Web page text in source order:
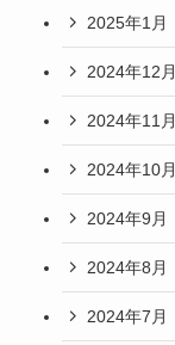
2025年1月
2024年12月
2024年11月
2024年10月
2024年9月
2024年8月
2024年7月